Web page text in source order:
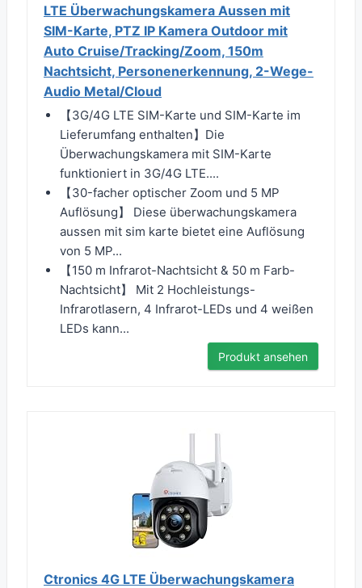
LTE Überwachungskamera Aussen mit
SIM-Karte, PTZ IP Kamera Outdoor mit
Auto Cruise/Tracking/Zoom, 150m
Nachtsicht, Personenerkennung, 2-Wege-
Audio Metal/Cloud
【3G/4G LTE SIM-Karte und SIM-Karte im
Lieferumfang enthalten】Die
Überwachungskamera mit SIM-Karte
funktioniert in 3G/4G LTE....
【30-facher optischer Zoom und 5 MP
Auflösung】 Diese überwachungskamera
aussen mit sim karte bietet eine Auflösung
von 5 MP...
【150 m Infrarot-Nachtsicht & 50 m Farb-
Nachtsicht】 Mit 2 Hochleistungs-
Infrarotlasern, 4 Infrarot-LEDs und 4 weißen
LEDs kann...
Produkt ansehen
Ctronics 4G LTE Überwachungskamera